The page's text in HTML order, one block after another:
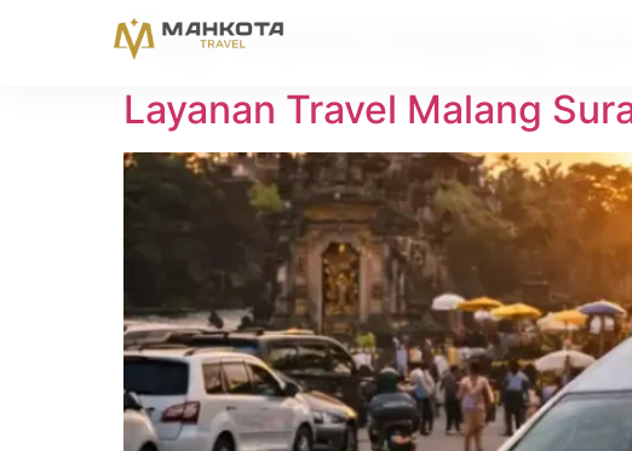
Tag:travel malang
Layanan Travel Malang